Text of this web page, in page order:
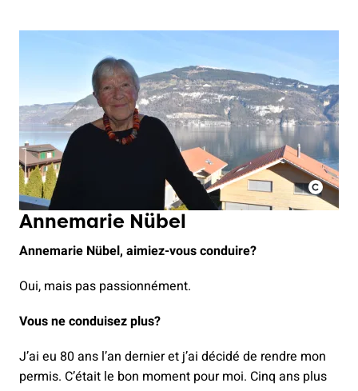
Annemarie Nübel
Annemarie Nübel, aimiez-vous conduire?
Oui, mais pas passionnément.
Vous ne conduisez plus?
J’ai eu 80 ans l’an dernier et j’ai décidé de rendre mon
permis. C’était le bon moment pour moi. Cinq ans plus